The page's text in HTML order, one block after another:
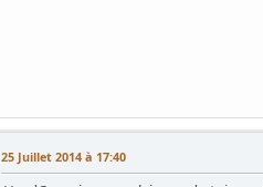
25 Juillet 2014 à 17:40